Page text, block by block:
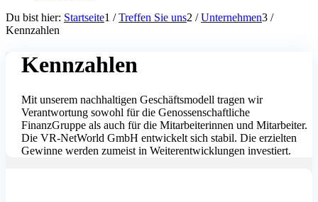
Du bist hier: Startseite1 / Treffen Sie uns2 / Unternehmen3 /
Kennzahlen
Kennzahlen
Mit unserem nachhaltigen Geschäftsmodell tragen wir
Verantwortung sowohl für die Genossenschaftliche
FinanzGruppe als auch für die Mitarbeiterinnen und Mitarbeiter.
Die VR-NetWorld GmbH entwickelt sich stabil. Die erzielten
Gewinne werden zumeist in Weiterentwicklungen investiert.